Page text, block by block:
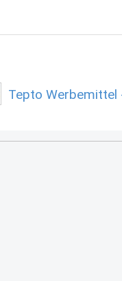
Tepto Werbemittel